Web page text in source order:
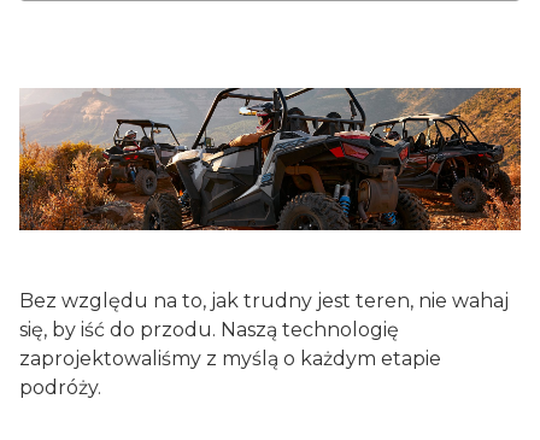
Bez względu na to, jak trudny jest teren, nie wahaj
się, by iść do przodu. Naszą technologię
zaprojektowaliśmy z myślą o każdym etapie
podróży.